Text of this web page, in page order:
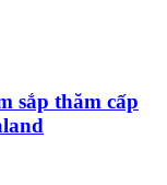
sắp thăm cấp